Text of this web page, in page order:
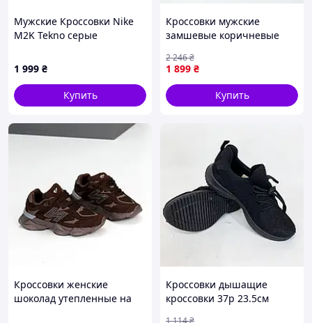
Мужские Кроссовки Nike
M2K Tekno серые
1 999 ₴
Купить
Кроссовки мужские
замшевые коричневые
спортивные Shopingo
Кросівки чоловічі замшеві
коричневі демісезонні
спортивні
1 899 ₴
2 246₴
Купить
Кроссовки женские
шоколад утепленные на
Кроссовки дышащие
кроссовки 37р 23.5см
1 114₴